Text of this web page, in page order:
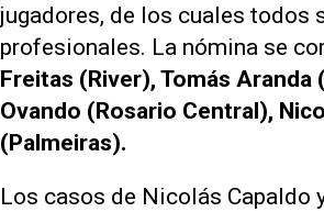
jugadores, de los cuales todos
profesionales. La nómina se
Freitas (River), Tomás
Ovando (Rosario Central),
(Palmeiras).
Los casos de Nicolás Capaldo